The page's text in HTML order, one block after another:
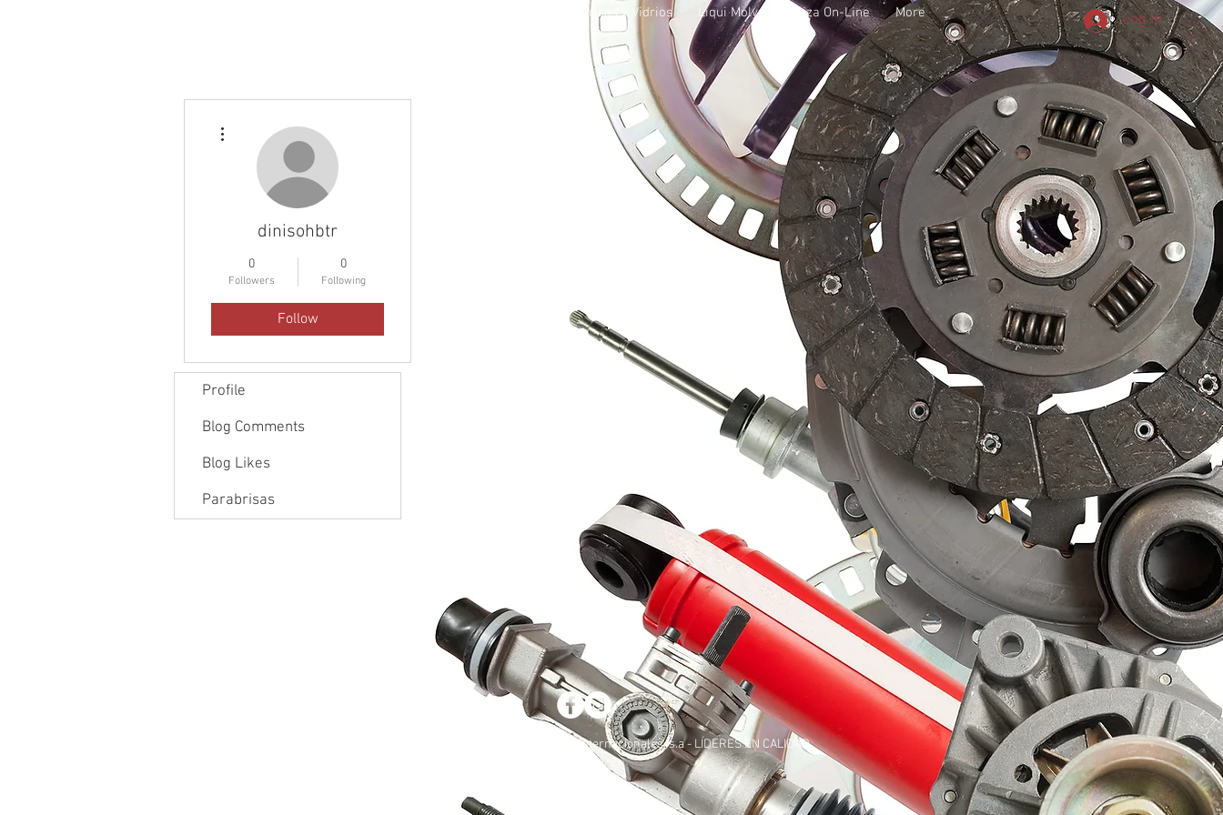
Parabrisas y Vidrios Liqui Moly Cotiza On-Line More Log In
dinisohbtr
0
Followers
0
Following
Follow
Profile
Blog Comments
Blog Likes
Parabrisas
© 2018 por REINSA - repuestos internacionales, s.a - LÍDERES EN CALIDAD